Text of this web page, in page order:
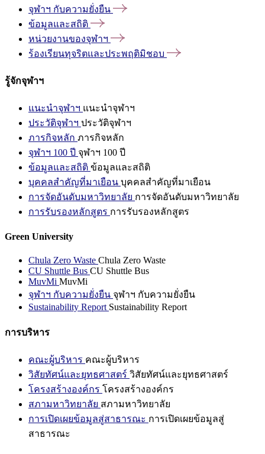
จุฬาฯ กับความยั่งยืน
ข้อมูลและสถิติ
หน่วยงานของจุฬาฯ
ร้องเรียนทุจริตและประพฤติมิชอบ
รู้จักจุฬาฯ
แนะนำจุฬาฯ แนะนำจุฬาฯ
ประวัติจุฬาฯ ประวัติจุฬาฯ
ภารกิจหลัก ภารกิจหลัก
จุฬาฯ 100 ปี จุฬาฯ 100 ปี
ข้อมูลและสถิติ ข้อมูลและสถิติ
บุคคลสำคัญที่มาเยือน บุคคลสำคัญที่มาเยือน
การจัดอันดับมหาวิทยาลัย การจัดอันดับมหาวิทยาลัย
การรับรองหลักสูตร การรับรองหลักสูตร
Green University
Chula Zero Waste Chula Zero Waste
CU Shuttle Bus CU Shuttle Bus
MuvMi MuvMi
จุฬาฯ กับความยั่งยืน จุฬาฯ กับความยั่งยืน
Sustainability Report Sustainability Report
การบริหาร
คณะผู้บริหาร คณะผู้บริหาร
วิสัยทัศน์และยุทธศาสตร์ วิสัยทัศน์และยุทธศาสตร์
โครงสร้างองค์กร โครงสร้างองค์กร
สภามหาวิทยาลัย สภามหาวิทยาลัย
การเปิดเผยข้อมูลสู่สาธารณะ การเปิดเผยข้อมูลสู่
สาธารณะ